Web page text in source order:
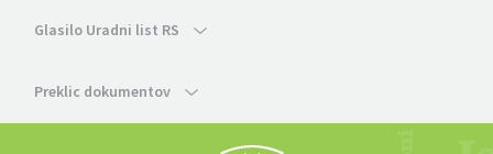
Glasilo Uradni list RS
Preklic dokumentov